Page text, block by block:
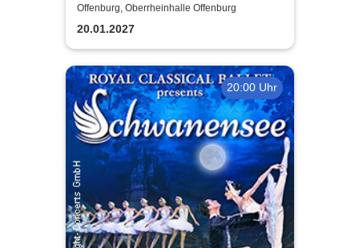
by ABBAMUSIC
Offenburg, Oberrheinhalle Offenburg
20.01.2027
20:00 Uhr